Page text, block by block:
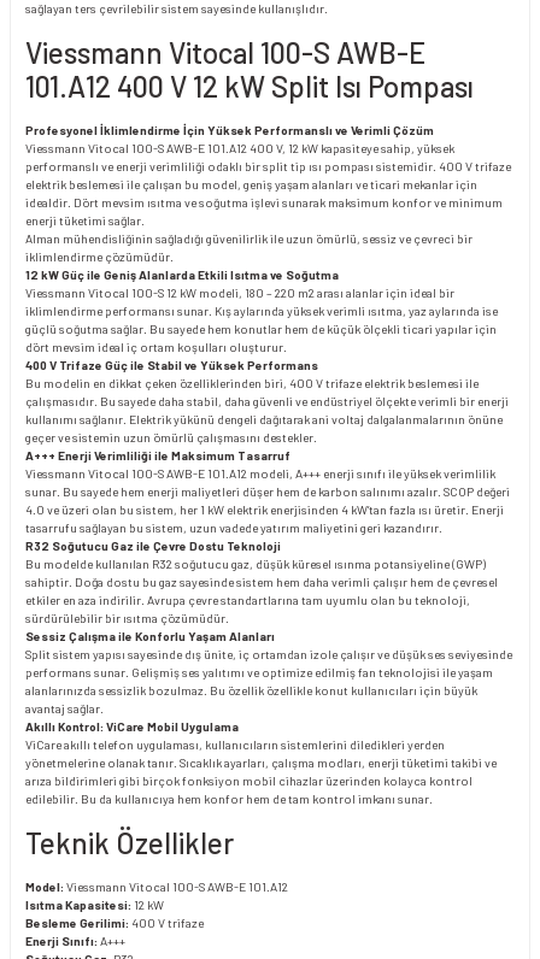
sağlayan ters çevrilebilir sistem sayesinde kullanışlıdır.
Viessmann Vitocal 100-S AWB-E
101.A12 400 V 12 kW Split Isı Pompası
Profesyonel İklimlendirme İçin Yüksek Performanslı ve Verimli Çözüm
Viessmann Vitocal 100-S AWB-E 101.A12 400 V, 12 kW kapasiteye sahip, yüksek
performanslı ve enerji verimliliği odaklı bir split tip ısı pompası sistemidir. 400 V trifaze
elektrik beslemesi ile çalışan bu model, geniş yaşam alanları ve ticari mekanlar için
idealdir. Dört mevsim ısıtma ve soğutma işlevi sunarak maksimum konfor ve minimum
enerji tüketimi sağlar.
Alman mühendisliğinin sağladığı güvenilirlik ile uzun ömürlü, sessiz ve çevreci bir
iklimlendirme çözümüdür.
12 kW Güç ile Geniş Alanlarda Etkili Isıtma ve Soğutma
Viessmann Vitocal 100-S 12 kW modeli, 180 – 220 m2 arası alanlar için ideal bir
iklimlendirme performansı sunar. Kış aylarında yüksek verimli ısıtma, yaz aylarında ise
güçlü soğutma sağlar. Bu sayede hem konutlar hem de küçük ölçekli ticari yapılar için
dört mevsim ideal iç ortam koşulları oluşturur.
400 V Trifaze Güç ile Stabil ve Yüksek Performans
Bu modelin en dikkat çeken özelliklerinden biri, 400 V trifaze elektrik beslemesi ile
çalışmasıdır. Bu sayede daha stabil, daha güvenli ve endüstriyel ölçekte verimli bir enerji
kullanımı sağlanır. Elektrik yükünü dengeli dağıtarak ani voltaj dalgalanmalarının önüne
geçer ve sistemin uzun ömürlü çalışmasını destekler.
A+++ Enerji Verimliliği ile Maksimum Tasarruf
Viessmann Vitocal 100-S AWB-E 101.A12 modeli, A+++ enerji sınıfı ile yüksek verimlilik
sunar. Bu sayede hem enerji maliyetleri düşer hem de karbon salınımı azalır. SCOP değeri
4.0 ve üzeri olan bu sistem, her 1 kW elektrik enerjisinden 4 kW’tan fazla ısı üretir. Enerji
tasarrufu sağlayan bu sistem, uzun vadede yatırım maliyetini geri kazandırır.
R32 Soğutucu Gaz ile Çevre Dostu Teknoloji
Bu modelde kullanılan R32 soğutucu gaz, düşük küresel ısınma potansiyeline (GWP)
sahiptir. Doğa dostu bu gaz sayesinde sistem hem daha verimli çalışır hem de çevresel
etkiler en aza indirilir. Avrupa çevre standartlarına tam uyumlu olan bu teknoloji,
sürdürülebilir bir ısıtma çözümüdür.
Sessiz Çalışma ile Konforlu Yaşam Alanları
Split sistem yapısı sayesinde dış ünite, iç ortamdan izole çalışır ve düşük ses seviyesinde
performans sunar. Gelişmiş ses yalıtımı ve optimize edilmiş fan teknolojisi ile yaşam
alanlarınızda sessizlik bozulmaz. Bu özellik özellikle konut kullanıcıları için büyük
avantaj sağlar.
Akıllı Kontrol: ViCare Mobil Uygulama
ViCare akıllı telefon uygulaması, kullanıcıların sistemlerini diledikleri yerden
yönetmelerine olanak tanır. Sıcaklık ayarları, çalışma modları, enerji tüketimi takibi ve
arıza bildirimleri gibi birçok fonksiyon mobil cihazlar üzerinden kolayca kontrol
edilebilir. Bu da kullanıcıya hem konfor hem de tam kontrol imkanı sunar.
Teknik Özellikler
Model: Viessmann Vitocal 100-S AWB-E 101.A12
Isıtma Kapasitesi: 12 kW
Besleme Gerilimi: 400 V trifaze
Enerji Sınıfı: A+++